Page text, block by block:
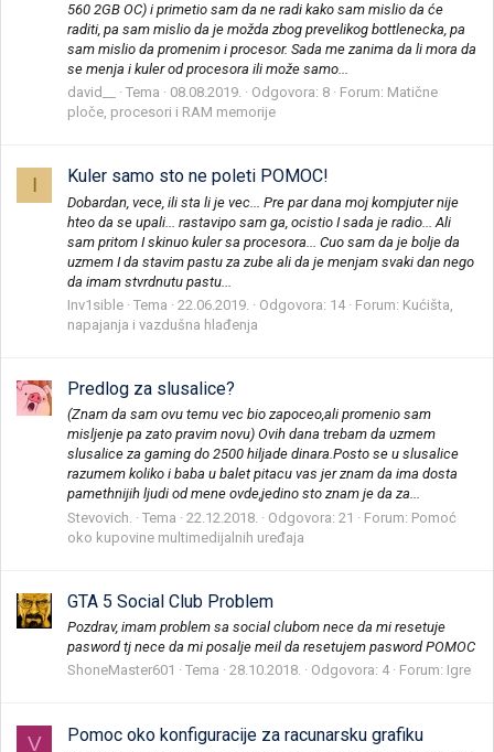
560 2GB OC) i primetio sam da ne radi kako sam mislio da će
raditi, pa sam mislio da je možda zbog prevelikog bottlenecka, pa
sam mislio da promenim i procesor. Sada me zanima da li mora da
se menja i kuler od procesora ili može samo...
david__
Tema 08.08.2019. Odgovora: 8 Forum: Matične
ploče, procesori i RAM memorije
I Kuler samo sto ne poleti POMOC!
Dobardan, vece, ili sta li je vec... Pre par dana moj kompjuter nije
hteo da se upali... rastavipo sam ga, ocistio I sada je radio... Ali
sam pritom I skinuo kuler sa procesora... Cuo sam da je bolje da
uzmem I da stavim pastu za zube ali da je menjam svaki dan nego
da imam stvrdnutu pastu...
Inv1sible Tema 22.06.2019. Odgovora: 14 Forum: Kućišta,
napajanja i vazdušna hlađenja
Predlog za slusalice?
(Znam da sam ovu temu vec bio zapoceo,ali promenio sam
misljenje pa zato pravim novu) Ovih dana trebam da uzmem
slusalice za gaming do 2500 hiljade dinara.Posto se u slusalice
razumem koliko i baba u balet pitacu vas jer znam da ima dosta
pamethnijih ljudi od mene ovde,jedino sto znam je da za...
Stevovich.
Tema 22.12.2018. Odgovora: 21 Forum: Pomoć
oko kupovine multimedijalnih uređaja
GTA 5 Social Club Problem
Pozdrav, imam problem sa social clubom nece da mi resetuje
pasword tj nece da mi posalje meil da resetujem pasword POMOC
ShoneMaster601
Tema 28.10.2018. Odgovora: 4 Forum: Igre
V Pomoc oko konfiguracije za racunarsku grafiku